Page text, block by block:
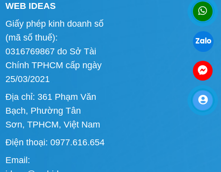
WEB IDEAS
Giấy phép kinh doanh số
(mã số thuế):
0316769867 do Sở Tài
Chính TPHCM cấp ngày
25/03/2021
Địa chỉ: 361 Phạm Văn
Bạch, Phường Tân
Sơn, TPHCM, Việt Nam
Điện thoại: 0977.616.654
Email:
Zalo